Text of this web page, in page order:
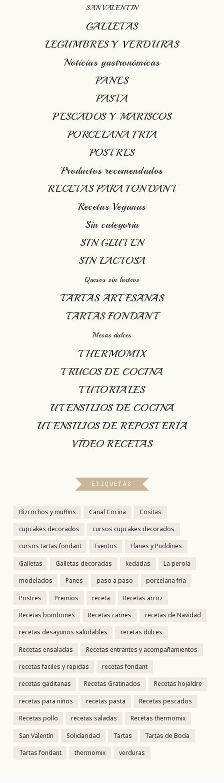
SAN VALENTÍN
GALLETAS
LEGUMBRES Y VERDURAS
Noticias gastronómicas
PANES
PASTA
PESCADOS Y MARISCOS
PORCELANA FRIA
POSTRES
Productos recomendados
RECETAS PARA FONDANT
Recetas Veganas
Sin categoría
SIN GLUTEN
SIN LACTOSA
Quesos sin lácteos
TARTAS ARTESANAS
TARTAS FONDANT
Mesas dulces
THERMOMIX
TRUCOS DE COCINA
TUTORIALES
UTENSILIOS DE COCINA
UTENSILIOS DE REPOSTERÍA
VÍDEO RECETAS
ETIQUETAS
Bizcochos y muffins Canal Cocina Cositas
cupcakes decorados cursos cupcakes decorados
cursos tartas fondant Eventos Flanes y Puddines
Galletas Galletas decoradas kedadas La perola
modelados Panes paso a paso porcelana fría
Postres Premios receta Recetas arroz
Recetas bombones Recetas carnes recetas de Navidad
recetas desayunos saludables recetas dulces
Recetas ensaladas Recetas entrantes y acompañamientos
recetas faciles y rapidas recetas fondant
recetas gaditanas Recetas Gratinados Recetas hojaldre
recetas para niños recetas pasta Recetas pescados
Recetas pollo recetas saladas Recetas thermomix
San Valentín Solidaridad Tartas Tartas de Boda
Tartas fondant thermomix verduras